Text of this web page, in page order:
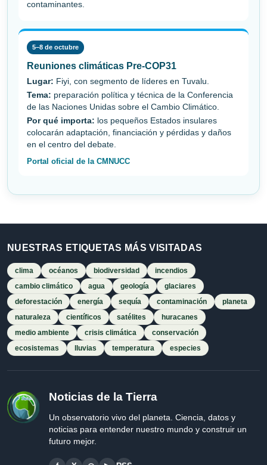
contaminantes.
5–8 de octubre
Reuniones climáticas Pre-COP31
Lugar: Fiyi, con segmento de líderes en Tuvalu.
Tema: preparación política y técnica de la Conferencia
de las Naciones Unidas sobre el Cambio Climático.
Por qué importa: los pequeños Estados insulares
colocarán adaptación, financiación y pérdidas y daños
en el centro del debate.
Portal oficial de la CMNUCC
NUESTRAS ETIQUETAS MÁS VISITADAS
clima océanos biodiversidad
incendios
cambio climático
agua geología
glaciares
deforestación
energía sequía contaminación
planeta
naturaleza
científicos satélites
huracanes
medio ambiente
crisis climática
conservación
ecosistemas
lluvias temperatura especies
Noticias de la Tierra
Un observatorio vivo del planeta. Ciencia, datos y
noticias para entender nuestro mundo y construir un
futuro mejor.